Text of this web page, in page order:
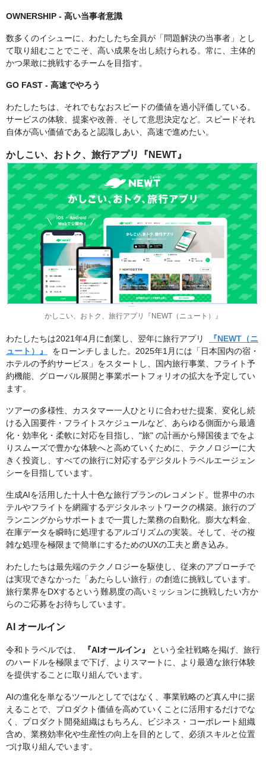
OWNERSHIP - 高い当事者意識
数多くのイシューに、わたしたち全員が「問題解決の当事者」とし
て取り組むことでこそ、高い成果を出し続けられる。常に、主体的
かつ果敢に挑戦するチームを目指す。
GO FAST - 高速でやろう
わたしたちは、それでもなおスピードの価値を過小評価している。
サービスの体験、提案や改善、そして意思決定など。スピードそれ
自体が高い価値であると認識しあい、高速で進めたい。
かしこい、おトク、旅行アプリ『NEWT』
かしこい、おトク、旅行アプリ『NEWT（ニュート）』
わたしたちは2021年4月に創業し、翌年に旅行アプリ
『NEWT（ニ
ュート）』
をローンチしました。2025年1月には「日本国内の宿・
ホテルの予約サービス」をスタートし、国内旅行事業、フライト予
約機能、グローバル展開と事業ポートフォリオの拡大を予定してい
ます。
ツアーの多様性、カスタマー一人ひとりに合わせた提案、変化し続
ける入国要件・フライトスケジュールなど、あらゆる側面から最適
化・効率化・柔軟に対応を目指し、"旅" の計画から帰国後までをよ
りスムーズで豊かな体験へと高めていくために、テクノロジーに大
きく投資し、すべての旅行に対応するデジタルトラベルエージェン
シーを目指しています。
生成AIを活用した十人十色な旅行プランのレコメンド。世界中のホ
テルやフライトを網羅するデジタルネットワークの構築。旅行のプ
ランニングからサポートまで一貫した業務の自動化。膨大な料金、
在庫データを瞬時に処理するアルゴリズムの実装。そして、その複
雑な処理を極限まで簡単にするためのUXの工夫と磨き込み。
わたしたちは最先端のテクノロジーを駆使し、従来のアプローチで
は実現できなかった「あたらしい旅行」の創造に挑戦しています。
旅行業界をDXするという難易度の高いミッションに挑戦したい方か
らのご応募をお待ちしています。
AI オールイン
令和トラベルでは、 『AIオールイン』
という全社戦略を掲げ、旅行
のハードルを極限まで下げ、よりスマートに、より最適な旅行体験
を提供することに取り組んでいます。
AIの進化を単なるツールとしてではなく、事業戦略のど真ん中に据
えることで、プロダクト価値を高めていくことに活用するだけでな
く、プロダクト開発組織はもちろん、ビジネス・コーポレート組織
含め、業務効率化や生産性の向上を目的として、必須スキルと位置
づけ取り組んでいます。